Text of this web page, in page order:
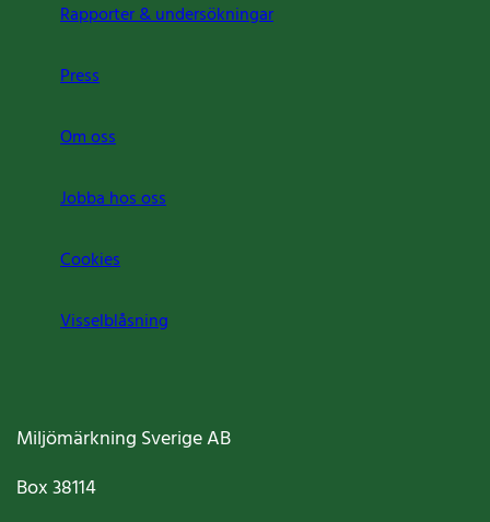
Rapporter & undersökningar
Press
Om oss
Jobba hos oss
Cookies
Visselblåsning
Miljömärkning Sverige AB
Box38114